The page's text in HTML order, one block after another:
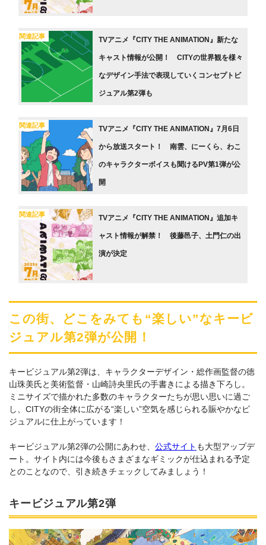
関連記事 TVアニメ『CITY THE ANIMATION』新たな
キャスト情報が公開！ CITYの世界観を様々
なデザイン手法で表現していくコンセプトビ
ジュアル第2弾も
関連記事 TVアニメ『CITY THE ANIMATION』7月6日
から放送スタート！ 南雲、にーくら、わこ
のキャラクターボイスも聞けるPV第1弾が公
開
関連記事 TVアニメ『CITY THE ANIMATION』追加キ
ャスト情報が解禁！ 後藤邑子、土門仁の出
演が決定
この街、どこをみても“楽しい”なキービ
ジュアル第2弾が公開！
キービジュアル第2弾は、キャラクターデザイン・総作画監督の徳
山珠美氏と美術監督・山崎詩央里氏の手書きによる描き下ろし。
ミニサイズで描かれた多数のキャラクターたちが思い思いに過ご
し、CITYの街全体に広がる“楽しい”空気を感じられる賑やかなビ
ジュアルに仕上がっています！
キービジュアル第2弾の公開にあわせ、 公式サイト も大型アップデ
ート。サイト内には今後もさまざまなギミックが仕込まれる予定
とのことなので、引き続きチェックしてみましょう！
キービジュアル第2弾